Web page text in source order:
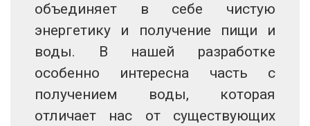
объединяет в себе чистую
энергетику и получение пищи и
воды. В нашей разработке
особенно интересна часть с
получением воды, которая
отличает нас от существующих